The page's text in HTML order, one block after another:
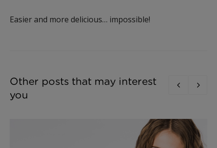
Easier and more delicious… impossible!
Other posts that may interest
you